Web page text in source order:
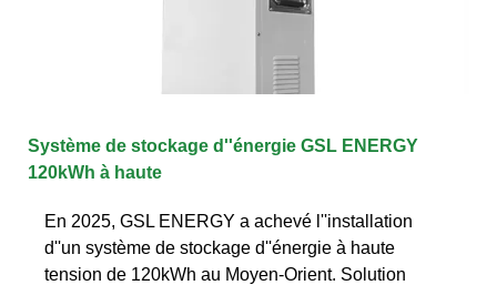
Système de stockage d''énergie GSL ENERGY
120kWh à haute
En 2025, GSL ENERGY a achevé l''installation
d''un système de stockage d''énergie à haute
tension de 120kWh au Moyen-Orient. Solution